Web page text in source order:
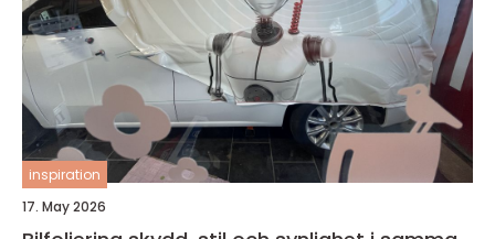
inspiration
17. May 2026